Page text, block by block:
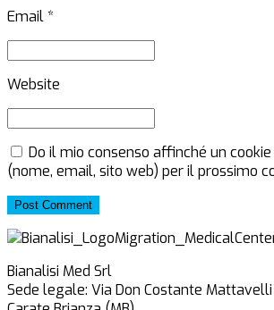
Email *
Website
Do il mio consenso affinché un
(nome, email, sito web) per il prossimo
Post Comment
Bianalisi Med Srl
Sede legale: Via Don Costante